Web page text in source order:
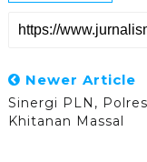
Newer Article
Sinergi PLN,
Khitanan Massal